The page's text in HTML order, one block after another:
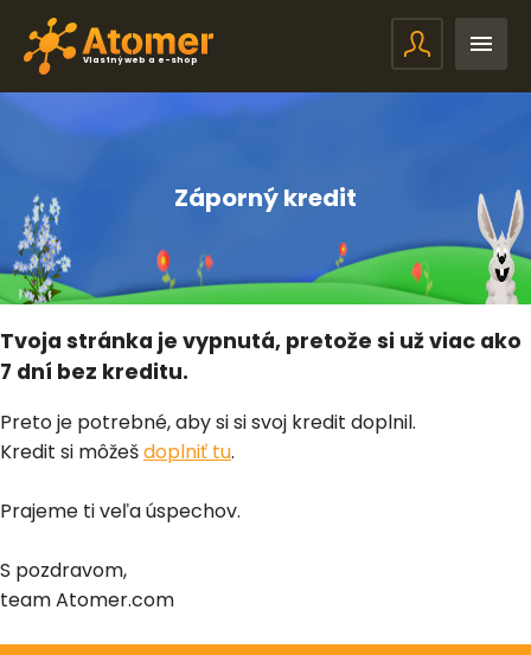
Vlastný web a e-shop
Záporný kredit
Tvoja stránka je vypnutá, pretože si už viac ako
7 dní bez kreditu.
Preto je potrebné, aby si si svoj kredit doplnil.
Kredit si môžešdoplniť tu.
Prajeme ti veľa úspechov.
S pozdravom,
team Atomer.com